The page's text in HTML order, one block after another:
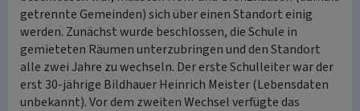
getrennte Gemeinden) sich über einen Standort einig
werden. Zunächst wurde beschlossen, die Schule in
gemieteten Räumen unterzubringen und den Standort
alle zwei Jahre zu wechseln. Der erste Schulleiter war der
erst 30-jährige Bildhauer Heinrich Meister (Lebensdaten
unbekannt). Vor dem zweiten Wechsel verfügte das